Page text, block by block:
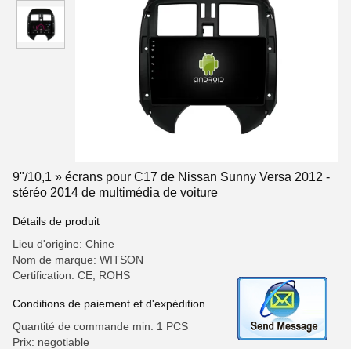
9"/10,1 » écrans pour C17 de Nissan Sunny Versa 2012 -
stéréo 2014 de multimédia de voiture
Détails de produit
Lieu d'origine: Chine
Nom de marque: WITSON
Certification: CE, ROHS
Conditions de paiement et d'expédition
Quantité de commande min: 1 PCS
Prix: negotiable